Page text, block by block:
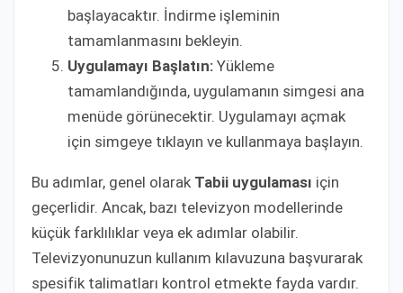
başlayacaktır. İndirme işleminin
tamamlanmasını bekleyin.
Uygulamayı Başlatın: Yükleme
tamamlandığında, uygulamanın simgesi ana
menüde görünecektir. Uygulamayı açmak
için simgeye tıklayın ve kullanmaya başlayın.
Bu adımlar, genel olarak Tabii uygulaması için
geçerlidir. Ancak, bazı televizyon modellerinde
küçük farklılıklar veya ek adımlar olabilir.
Televizyonunuzun kullanım kılavuzuna başvurarak
spesifik talimatları kontrol etmekte fayda vardır.